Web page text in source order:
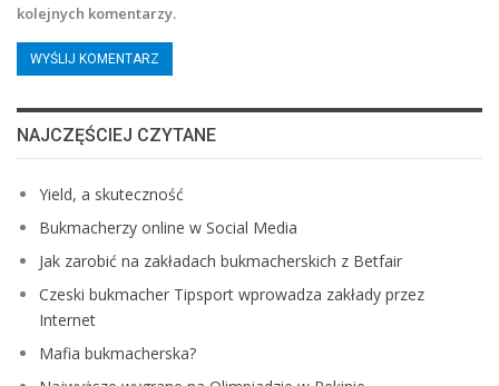
kolejnych komentarzy.
NAJCZĘŚCIEJ CZYTANE
Yield, a skuteczność
Bukmacherzy online w Social Media
Jak zarobić na zakładach bukmacherskich z Betfair
Czeski bukmacher Tipsport wprowadza zakłady przez
Internet
Mafia bukmacherska?